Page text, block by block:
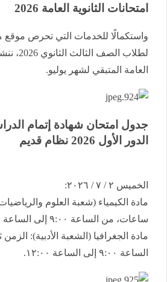
امتحانات الثانوية العامة 2026
واستكمالًا للخدمات التي تحرص موقع
لطلاب الصف
العامة المتبقي لشهر يوليو.
​جدول امتحان شهادة إتمام
الدور الأول 2026 نظام قديم
​الخميس ٢ / ٧ / ٢٠٢٦:
​مادة الكيمياء (شعبة العلوم
ساعات، من الساعة ٩:٠٠ إلى الساعة ١٢:٠٠.
​مادة الجغرافيا (الشعبة الأدبية):
الساعة ٩:٠٠ إلى الساعة ١٢:٠٠.